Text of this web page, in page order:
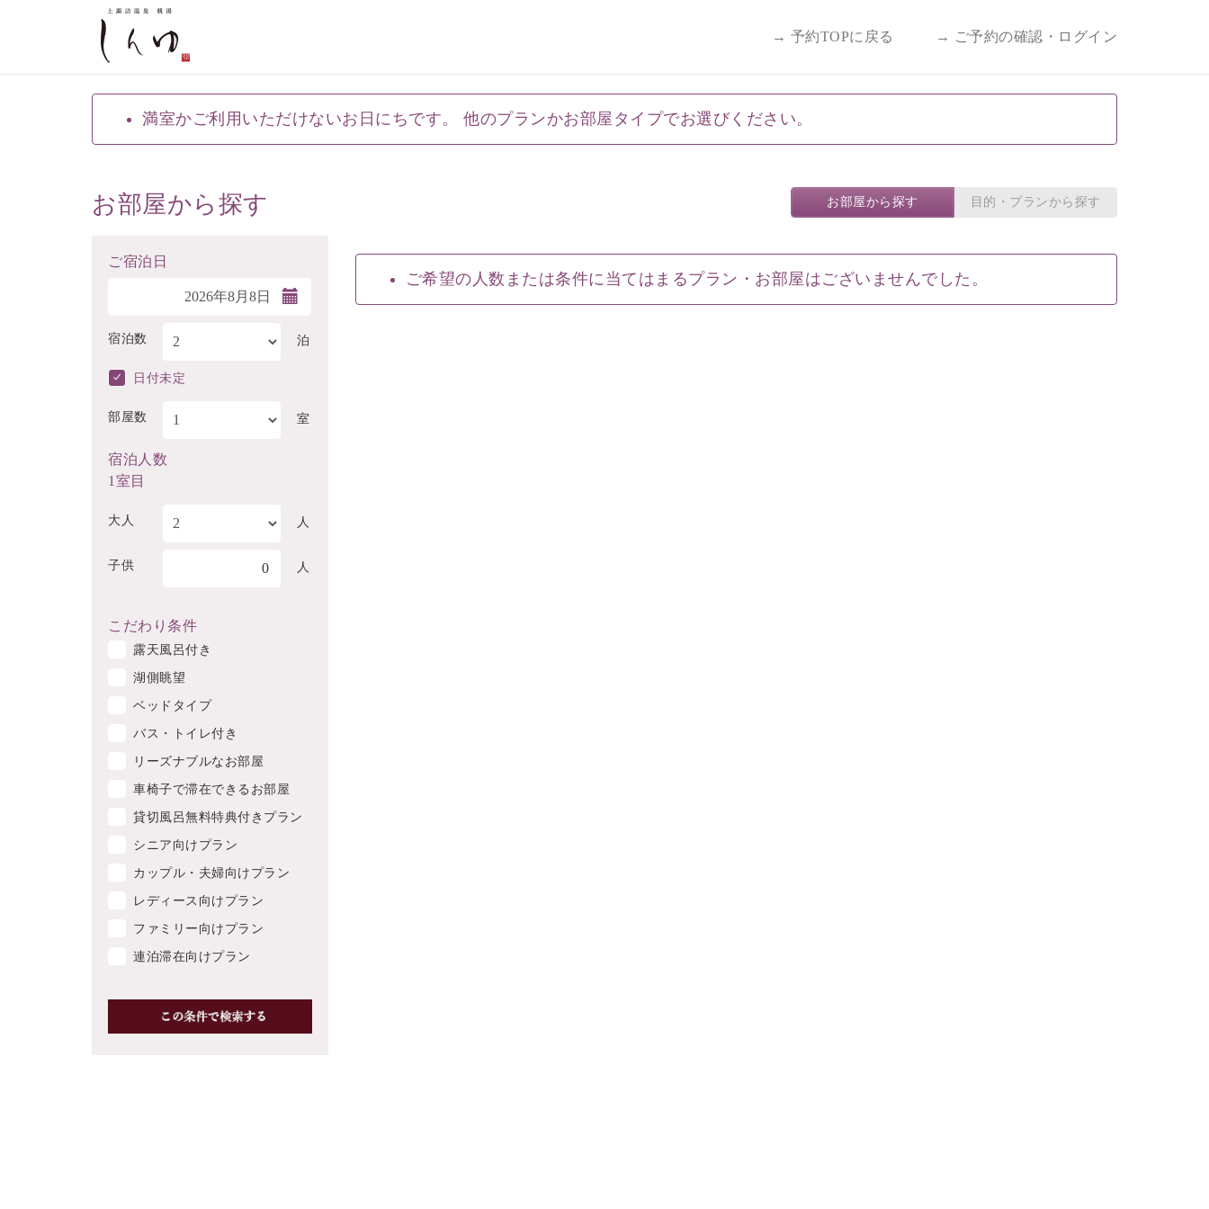
→ 予約TOPに戻る → ご予約の確認・ログイン
満室かご利用いただけないお日にちです。 他のプランかお部屋タイプでお選びください。
お部屋から探す お部屋から探す 目的・プランから探す
ご宿泊日
宿泊数 泊
日付未定
部屋数 室
宿泊人数
1室目
大人 人
子供 0 人
こだわり条件
露天風呂付き
湖側眺望
ベッドタイプ
バス・トイレ付き
リーズナブルなお部屋
車椅子で滞在できるお部屋
貸切風呂無料特典付きプラン
シニア向けプラン
カップル・夫婦向けプラン
レディース向けプラン
ファミリー向けプラン
連泊滞在向けプラン
ご希望の人数または条件に当てはまるプラン・お部屋はございませんでした。